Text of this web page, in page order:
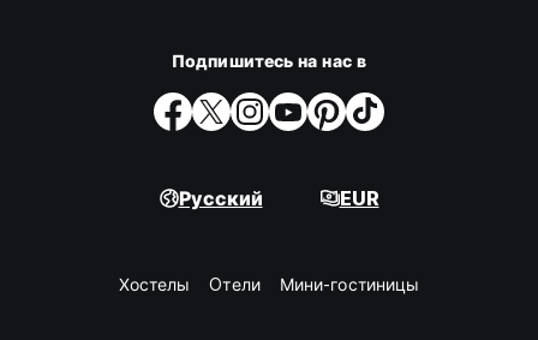
Подпишитесь на нас в
Русский EUR
Хостелы Oтели Мини-гостиницы